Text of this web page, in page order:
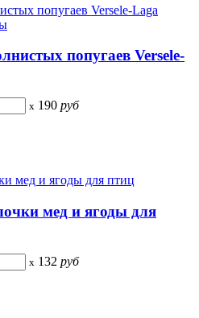
попугаев Versele-
x 190 руб
мед и ягоды для
x 132 руб